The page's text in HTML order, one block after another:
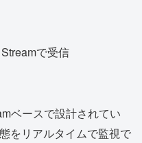
Streamで受信
ベースで設計されてい
をリアルタイムで監視で